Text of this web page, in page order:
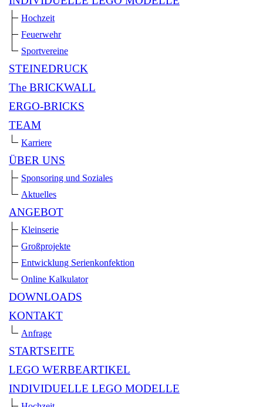
Hochzeit
Feuerwehr
Sportvereine
STEINEDRUCK
The BRICKWALL
ERGO-BRICKS
TEAM
Karriere
ÜBER UNS
Sponsoring und Soziales
Aktuelles
ANGEBOT
Kleinserie
Großprojekte
Entwicklung Serienkonfektion
Online Kalkulator
DOWNLOADS
KONTAKT
Anfrage
STARTSEITE
LEGO WERBEARTIKEL
INDIVIDUELLE LEGO MODELLE